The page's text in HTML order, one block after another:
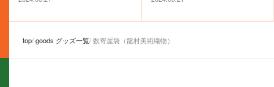
top goods グッズ一覧 数寄屋袋（龍村美術織物）